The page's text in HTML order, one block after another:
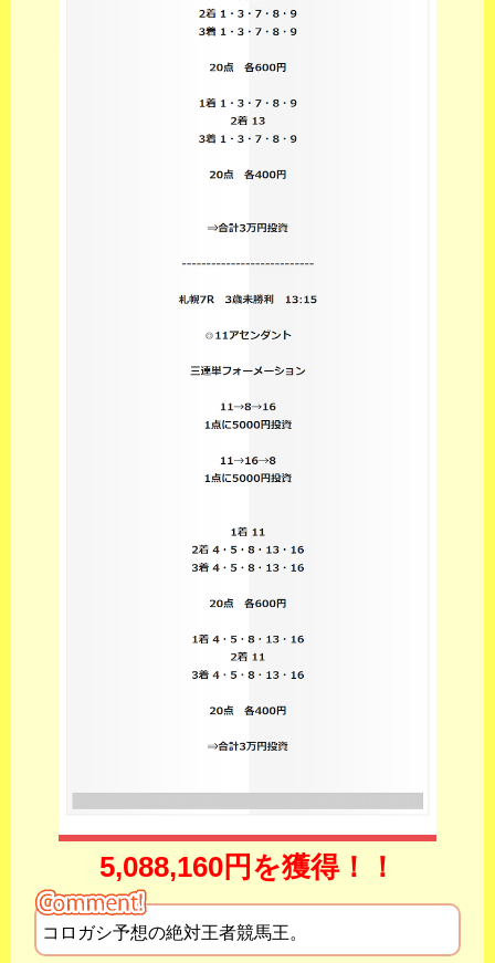
5,088,160円を獲得！！
コロガシ予想の絶対王者競馬王。